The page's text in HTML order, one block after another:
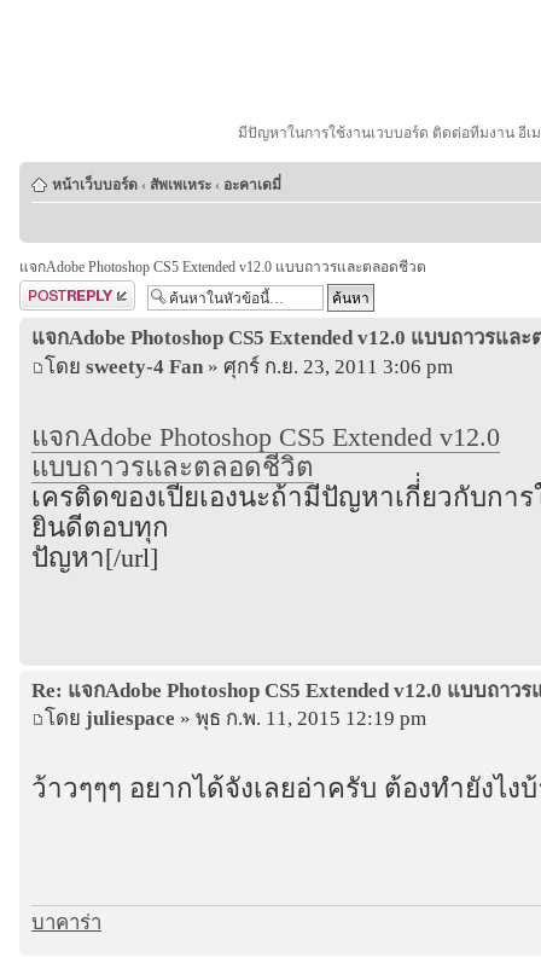
มีปัญหาในการใช้งานเวบบอร์ด ติดต่อทีมงาน อีเ
หน้าเว็บบอร์ด ‹ สัพเพเหระ ‹ อะคาเดมี่
แจกAdobe Photoshop CS5 Extended v12.0 แบบถาวรและตลอดชีวต
ตอบกระทู้
แจกAdobe Photoshop CS5 Extended v12.0 แบบถาวรแล
โดย sweety-4 Fan » ศุกร์ ก.ย. 23, 2011 3:06 pm
แจกAdobe Photoshop CS5 Extended v12.0
แบบถาวรและตลอดชีวิต
เครติดของเปียเองนะถ้ามีปัญหาเกี่่ยวกับกา
ยินดีตอบทุก
ปัญหา[/url]
Re: แจกAdobe Photoshop CS5 Extended v12.0 แบบถาว
โดย juliespace » พุธ ก.พ. 11, 2015 12:19 pm
ว้าวๆๆๆ อยากได้จังเลยอ่าครับ ต้องทำยังไง
บาคาร่า